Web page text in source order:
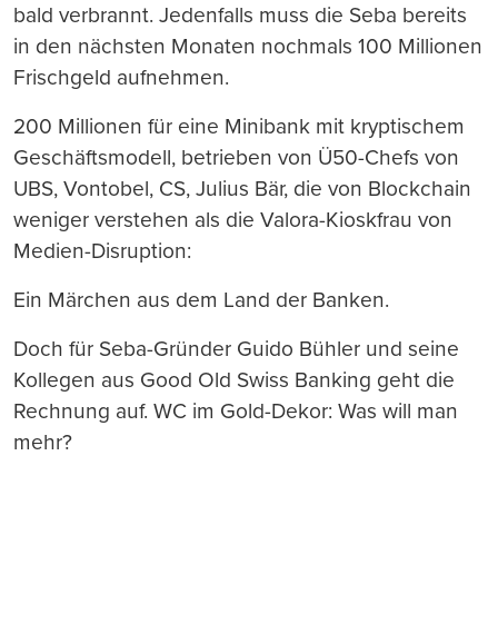
bald verbrannt. Jedenfalls muss die Seba bereits
in den nächsten Monaten nochmals 100 Millionen
Frischgeld aufnehmen.
200 Millionen für eine Minibank mit kryptischem
Geschäftsmodell, betrieben von Ü50-Chefs von
UBS, Vontobel, CS, Julius Bär, die von Blockchain
weniger verstehen als die Valora-Kioskfrau von
Medien-Disruption:
Ein Märchen aus dem Land der Banken.
Doch für Seba-Gründer Guido Bühler und seine
Kollegen aus Good Old Swiss Banking geht die
Rechnung auf. WC im Gold-Dekor: Was will man
mehr?